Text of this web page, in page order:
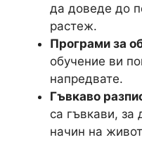
да доведе до
растеж.
Програми за
обучение ви
напредвате.
Гъвкаво
са гъвкави, за
начин на